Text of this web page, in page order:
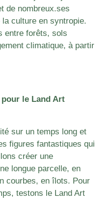
de nombreux.ses
culture en syntropie.
entre forêts, sols
climatique, à partir
le Land Art
sur un temps long et
figures fantastiques qui
créer une
longue parcelle, en
courbes, en îlots. Pour
testons le Land Art